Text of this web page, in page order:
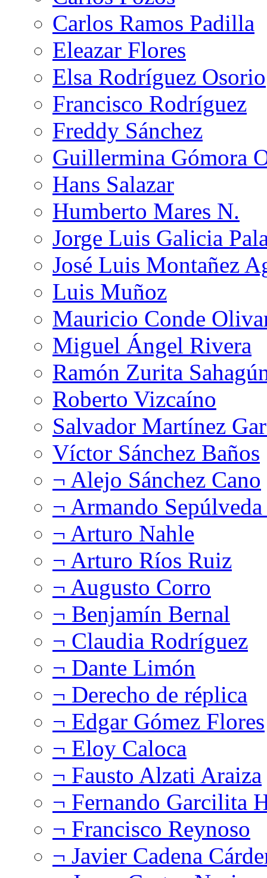
Carlos Ramos Padilla
Eleazar Flores
Elsa Rodríguez Osorio
Francisco Rodríguez
Freddy Sánchez
Guillermina Gómora
Hans Salazar
Humberto Mares N.
Jorge Luis Galicia
José Luis Montañez
Luis Muñoz
Mauricio Conde
Miguel Ángel Rivera
Ramón Zurita
Roberto Vizcaíno
Salvador Martínez
Víctor Sánchez Baños
¬ Alejo Sánchez Cano
¬ Armando
¬ Arturo Nahle
¬ Arturo Ríos Ruiz
¬ Augusto Corro
¬ Benjamín Bernal
¬ Claudia Rodríguez
¬ Dante Limón
¬ Derecho de réplica
¬ Edgar Gómez Flores
¬ Eloy Caloca
¬ Fausto Alzati Araiza
¬ Fernando Garcilita
¬ Francisco Reynoso
¬ Javier Cadena